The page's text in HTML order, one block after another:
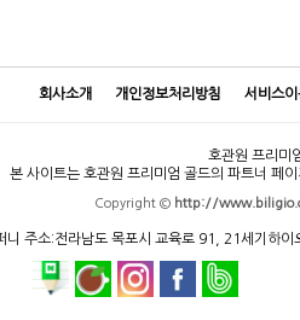
회사소개 개인정보처리방침 서비스
호관원 프리미
본 사이트는 호관원 프리미엄 골드의 파트너 페
Copyright © http://
니 주소:전라남도 목포시 교육로 91, 21세기하